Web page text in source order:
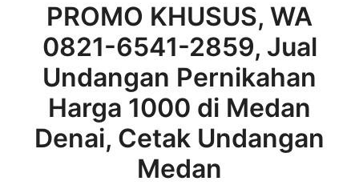
PROMO KHUSUS, WA
0821-6541-2859, Jual
Undangan Pernikahan
Harga 1000 di Medan
Denai, Cetak Undangan
Medan